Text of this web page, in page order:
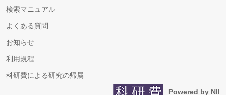
検索マニュアル
よくある質問
お知らせ
利用規程
科研費による研究の帰属
Powered by NII